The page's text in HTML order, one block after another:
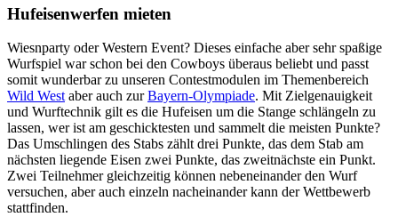
Hufeisenwerfen mieten
Wiesnparty oder Western Event? Dieses einfache aber sehr spaßige
Wurfspiel war schon bei den Cowboys überaus beliebt und passt
somit wunderbar zu unseren Contestmodulen im Themenbereich
Wild West aber auch zurBayern-Olympiade. Mit Zielgenauigkeit
und Wurftechnik gilt es die Hufeisen um die Stange schlängeln zu
lassen, wer ist am geschicktesten und sammelt die meisten Punkte?
Das Umschlingen des Stabs zählt drei Punkte, das dem Stab am
nächsten liegende Eisen zwei Punkte, das zweitnächste ein Punkt.
Zwei Teilnehmer gleichzeitig können nebeneinander den Wurf
versuchen, aber auch einzeln nacheinander kann der Wettbewerb
stattfinden.